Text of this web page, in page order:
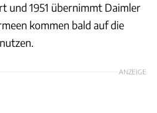
und 1951 übernimmt Daimler
kommen bald auf die
ANZEIGE